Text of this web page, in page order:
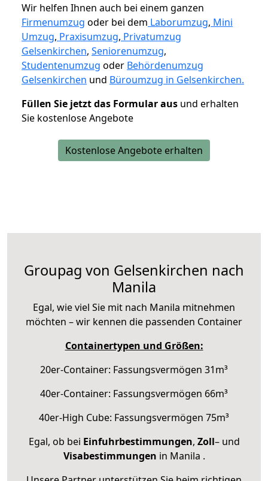
Wir helfen Ihnen auch bei einem ganzen
Firmenumzug oder bei dem Laborumzug, Mini
Umzug, Praxisumzug, Privatumzug
Gelsenkirchen, Seniorenumzug,
Studentenumzug oder Behördenumzug
Gelsenkirchen und Büroumzug in Gelsenkirchen.
Füllen Sie jetzt das Formular aus und erhalten
Sie kostenlose Angebote
Kostenlose Angebote erhalten
Groupag von Gelsenkirchen nach
Manila
Egal, wie viel Sie mit nach Manila mitnehmen
möchten – wir kennen die passenden Container
Containertypen und Größen:
20er-Container: Fassungsvermögen 31m³
40er-Container: Fassungsvermögen 66m³
40er-High Cube: Fassungsvermögen 75m³
Egal, ob bei Einfuhrbestimmungen, Zoll– und
Visabestimmungen in Manila .